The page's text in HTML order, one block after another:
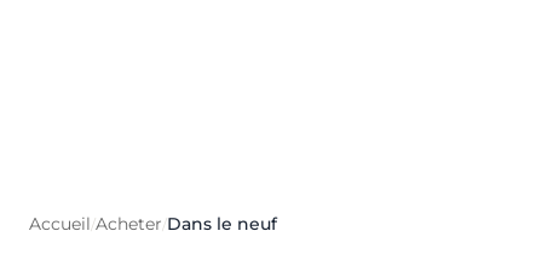
Accueil/Acheter/Dans le neuf